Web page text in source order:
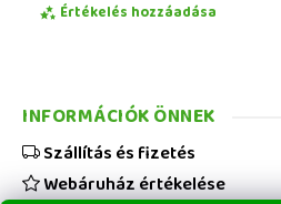
Értékelés hozzáadása
INFORMÁCIÓK ÖNNEK
Szállítás és fizetés
Webáruház értékelése